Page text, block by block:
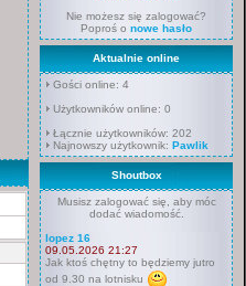
Nie możesz się zalogować?
Poproś o nowe hasło
Aktualnie online
Gości online: 4
Użytkowników online: 0
Łącznie użytkowników: 202
Najnowszy użytkownik: Pawlik
Shoutbox
Musisz zalogować się, aby móc
dodać wiadomość.
lopez 16
09.05.2026 21:27
Jak ktoś chętny to będziemy jutro
od 9.30 na lotnisku